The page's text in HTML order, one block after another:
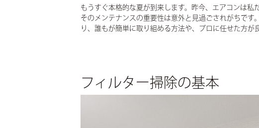
オーナーの声
もうすぐ本格的な夏が到来します。昨今、エアコンは私
そのメンテナンスの重要性は意外と見過ごされがちで
り、誰もが簡単に取り組める方法や、プロに任せた方が
フィルター掃除の基本